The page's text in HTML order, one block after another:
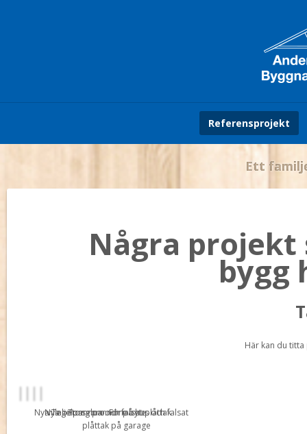
Referensprojekt
Ett
Några projekt
bygg
Här kan du
villa i Torsebro. Före byte
Nya Tegelpannon och falsat plåttak
Nya betong pannor på hus och falsat
plåttak på garage